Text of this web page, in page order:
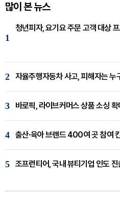
많이 본 뉴스
1
청년피자, 요기요 주문 고객 대상
2 자율주행자동차 사고, 피해자는 누
3 바로픽, 라이브커머스 상품 소싱
4 출산·육아 브랜드 400여 곳 참여
5 조프런티어, 국내 뷰티기업 인도